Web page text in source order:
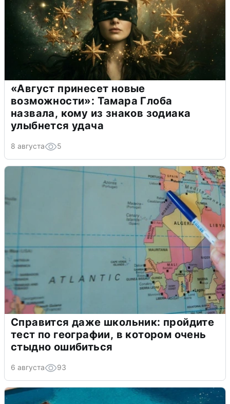
«Август принесет новые
возможности»: Тамара Глоба
назвала, кому из знаков зодиака
улыбнется удача
8 августа 5
Справится даже школьник: пройдите
тест по географии, в котором очень
стыдно ошибиться
6 августа 93